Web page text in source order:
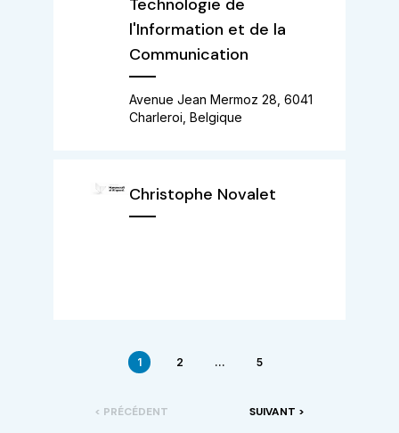
Technologie de
l'Information et de la
Communication
Avenue Jean Mermoz 28, 6041
Charleroi, Belgique
Christophe Novalet
1 2 ... 5
< PRÉCÉDENT SUIVANT >